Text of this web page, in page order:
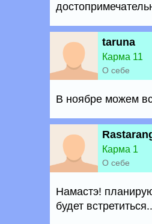
taruna
Карма 11
О себе
В ноябре можем
Карма 1
О себе
Намастэ!
будет